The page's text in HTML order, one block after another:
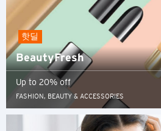
핫딜
BeautyFresh
Up to 20% off
FASHION, BEAUTY & ACCESSORIES
주룽, 홍콩
N
신제, 홍콩
S